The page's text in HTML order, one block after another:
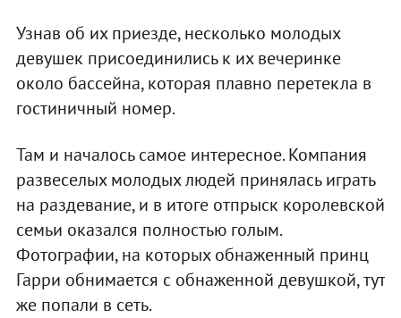
Узнав об их приезде, несколько молодых
девушек присоединились к их вечеринке
около бассейна, которая плавно перетекла в
гостиничный номер.
Там и началось самое интересное. Компания
развеселых молодых людей принялась играть
на раздевание, и в итоге отпрыск королевской
семьи оказался полностью голым.
Фотографии, на которых обнаженный принц
Гарри обнимается с обнаженной девушкой, тут
же попали в сеть.